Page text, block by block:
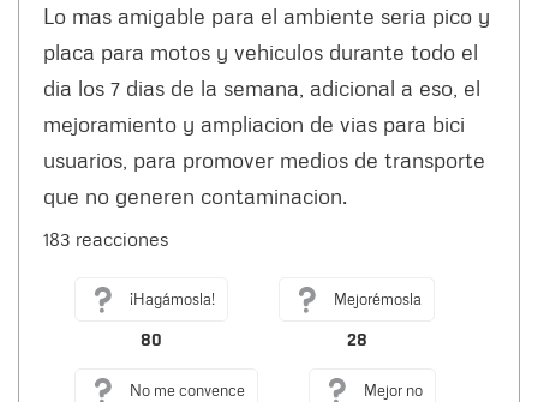
Lo mas amigable para el ambiente seria pico y
placa para motos y vehiculos durante todo el
dia los 7 dias de la semana, adicional a eso, el
mejoramiento y ampliacion de vias para bici
usuarios, para promover medios de transporte
que no generen contaminacion.
183 reacciones
¡Hagámosla!
80
Mejorémosla
28
No me convence Mejor no